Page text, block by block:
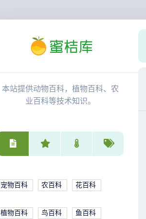
本站提供动物百科，植物百科、农
业百科等技术知识。
宠物百科 农百科 花百科
植物百科 鸟百科 鱼百科